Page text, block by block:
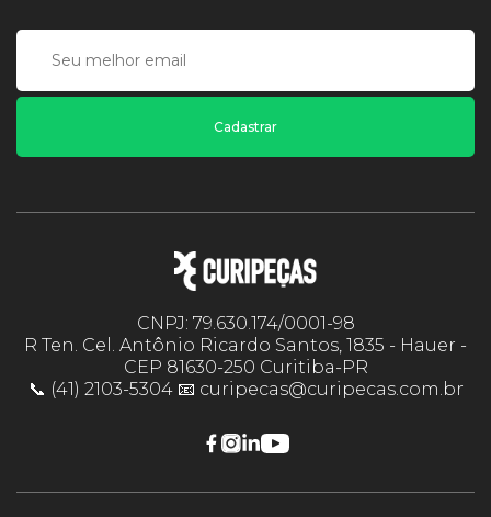
Cadastrar
CNPJ: 79.630.174/0001-98
R Ten. Cel. Antônio Ricardo Santos, 1835 - Hauer -
CEP 81630-250 Curitiba-PR
📞 (41) 2103-5304 📧 curipecas@curipecas.com.br